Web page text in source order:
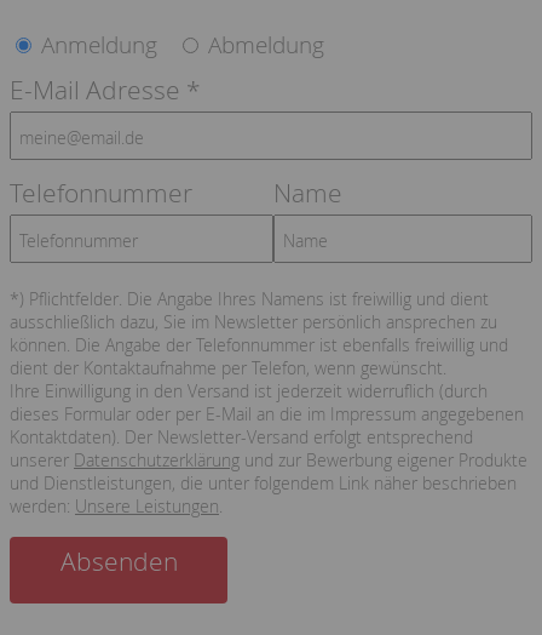
Anmeldung Abmeldung
E-Mail Adresse *
Telefonnummer Name
*) Pflichtfelder. Die Angabe Ihres Namens ist freiwillig und dient
ausschließlich dazu, Sie im Newsletter persönlich ansprechen zu
können. Die Angabe der Telefonnummer ist ebenfalls freiwillig und
dient der Kontaktaufnahme per Telefon, wenn gewünscht.
Ihre Einwilligung in den Versand ist jederzeit widerruflich (durch
dieses Formular oder per E-Mail an die im Impressum angegebenen
Kontaktdaten). Der Newsletter-Versand erfolgt entsprechend
unserer Datenschutzerklärung und zur Bewerbung eigener Produkte
und Dienstleistungen, die unter folgendem Link näher beschrieben
werden: Unsere Leistungen.
Absenden